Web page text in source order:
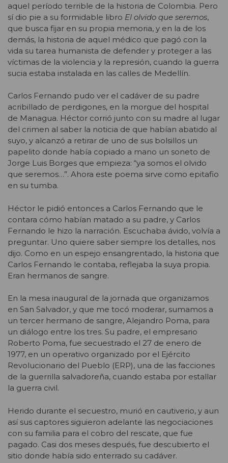
aquel período terrible de la historia de Colombia. Pero
sí dio pie a su formidable libro El olvido que seremos,
que busca fijar en su propia memoria, y en la de los
demás, la historia de aquel médico que pagó con la
vida su tarea humanista de defender y proteger a las
víctimas de la violencia y la represión, cuando la guerra
sucia estaba instalada en las calles de Medellín.
Carlos Fernando pudo ver el cadáver de su padre
acribillado de perdigones, en la morgue del hospital
de Managua. Héctor corrió junto con su madre al lugar
del crimen al saber la noticia de que habían abatido al
suyo, y alcanzó a retirar de uno de sus bolsillos un
papelito donde había copiado a mano un soneto de
Jorge Luis Borges que empieza: “ya somos el olvido
que seremos…”. Ahora este poema sirve como epitafio
en su tumba.
Héctor le pidió entonces a Carlos Fernando que le
contara cómo habían matado a su padre, y Carlos
Fernando le hizo la narración. Escuchaba ávido, volvía a
preguntar. Uno quiere saber siempre los detalles, nos
dijo. Como en un espejo ensangrentado, la historia que
Carlos Fernando le contaba, reflejaba la suya propia.
Eran hermanos de sangre.
En la mesa inaugural de la jornada que organizamos
en San Salvador, y que me tocó moderar, sumamos a
un tercer hermano de sangre, Alejandro Poma, para
un diálogo entre los tres. Su padre, el empresario
Roberto Poma, fue secuestrado el 27 de enero de
1977, en un operativo organizado por el Ejército
Revolucionario del Pueblo (ERP), una de las facciones
de la guerrilla salvadoreña, cuando estaba por estallar
la guerra civil.
Herido durante el secuestro, murió en cautiverio, y aun
así sus captores siguieron adelante las negociaciones
con su familia para el cobro del rescate, que fue
pagado. Casi dos meses después, fue descubierto el
sitio donde había sido enterrado su cadáver.